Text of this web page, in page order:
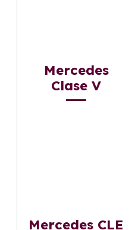
Mercedes
Clase V
Mercedes CLE